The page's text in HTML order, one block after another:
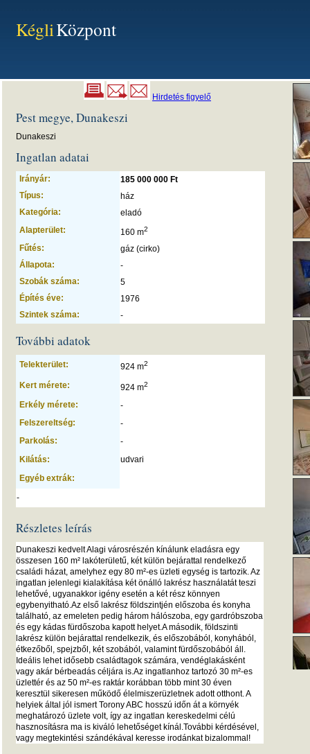
KégliKözpont
Hirdetés figyelő
Pest megye, Dunakeszi
Dunakeszi
Ingatlan adatai
Irányár:
185 000 000 Ft
Típus:
ház
Kategória:
eladó
Alapterület:
160 m2
Fűtés:
gáz (cirko)
Állapota:
-
Szobák száma:
5
Építés éve:
1976
Szintek száma:
-
További adatok
Telekterület: 924 m2
Kert mérete: 924 m2
Erkély mérete:
-
Felszereltség:
-
Parkolás:
-
Kilátás:
udvari
Egyéb extrák:
-
Részletes leírás
Dunakeszi kedvelt Alagi városrészén kínálunk eladásra egy
összesen 160 m² lakóterületű, két külön bejárattal rendelkező
családi házat, amelyhez egy 80 m²-es üzleti egység is tartozik. Az
ingatlan jelenlegi kialakítása két önálló lakrész használatát teszi
lehetővé, ugyanakkor igény esetén a két rész könnyen
egybenyitható.Az első lakrész földszintjén előszoba és konyha
található, az emeleten pedig három hálószoba, egy gardróbszoba
és egy kádas fürdőszoba kapott helyet.A második, földszinti
lakrész külön bejárattal rendelkezik, és előszobából, konyhából,
étkezőből, spejzből, két szobából, valamint fürdőszobából áll.
Ideális lehet idősebb családtagok számára, vendéglakásként
vagy akár bérbeadás céljára is.Az ingatlanhoz tartozó 30 m²-es
üzlettér és az 50 m²-es raktár korábban több mint 30 éven
keresztül sikeresen működő élelmiszerüzletnek adott otthont. A
helyiek által jól ismert Torony ABC hosszú időn át a környék
meghatározó üzlete volt, így az ingatlan kereskedelmi célú
hasznosításra ma is kiváló lehetőséget kínál.További kérdésével,
vagy megtekintési szándékával keresse irodánkat bizalommal!